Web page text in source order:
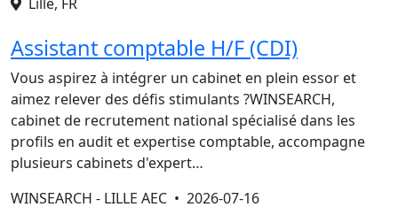
Assistant comptable H/F (CDI)
Vous aspirez à intégrer un cabinet en plein essor et
aimez relever des défis stimulants ?WINSEARCH,
cabinet de recrutement national spécialisé dans les
profils en audit et expertise comptable, accompagne
plusieurs cabinets d'expert…
WINSEARCH - LILLE AEC • 2026-07-16